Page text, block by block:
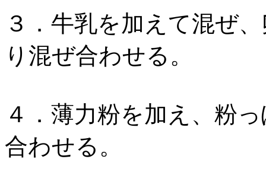
３．牛乳を加えて混ぜ
り混ぜ合わせる。
４．薄力粉を加え、粉
合わせる。